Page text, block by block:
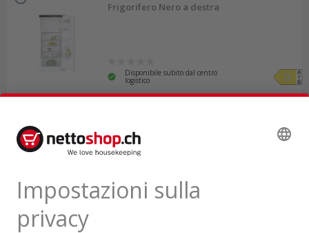
Frigorifero Nero a destra
Disponibile subito dal centro
logistico
1'371.10